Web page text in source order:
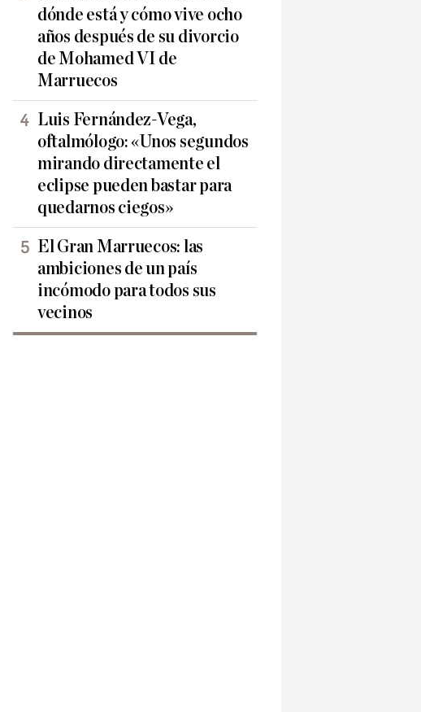
dónde está y cómo vive ocho
años después de su divorcio
de Mohamed VI de
Marruecos
Luis Fernández-Vega,
oftalmólogo: «Unos segundos
mirando directamente el
eclipse pueden bastar para
quedarnos ciegos»
El Gran Marruecos: las
ambiciones de un país
incómodo para todos sus
vecinos